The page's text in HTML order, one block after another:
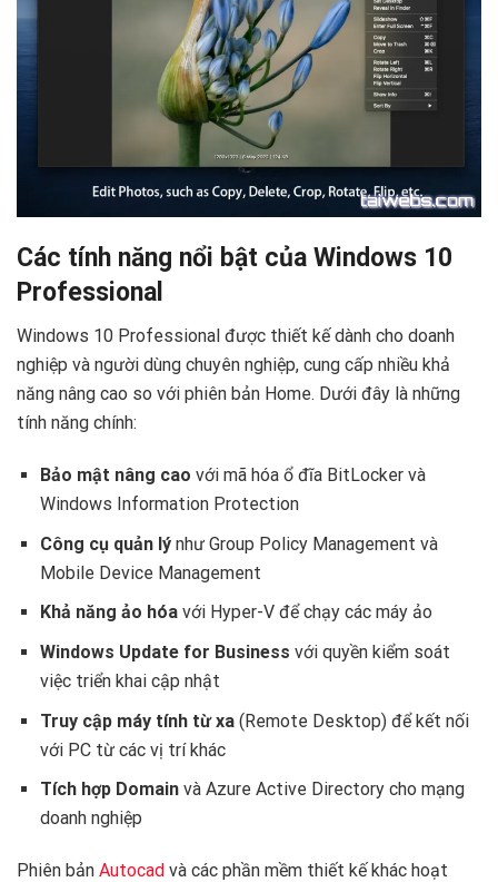
Các tính năng nổi bật của Windows 10
Professional ️
Windows 10 Professional được thiết kế dành cho doanh
nghiệp và người dùng chuyên nghiệp, cung cấp nhiều khả
năng nâng cao so với phiên bản Home. Dưới đây là những
tính năng chính:
Bảo mật nâng cao với mã hóa ổ đĩa BitLocker và
Windows Information Protection
Công cụ quản lýnhư Group Policy Management và
Mobile Device Management
Khả năng ảo hóavới Hyper-V để chạy các máy ảo
Windows Update for Business với quyền kiểm soát
việc triển khai cập nhật
Truy cập máy tính từ xa(Remote Desktop) để kết nối
với PC từ các vị trí khác
Tích hợp Domainvà Azure Active Directory cho mạng
doanh nghiệp
Phiên bản Autocad và các phần mềm thiết kế khác hoạt